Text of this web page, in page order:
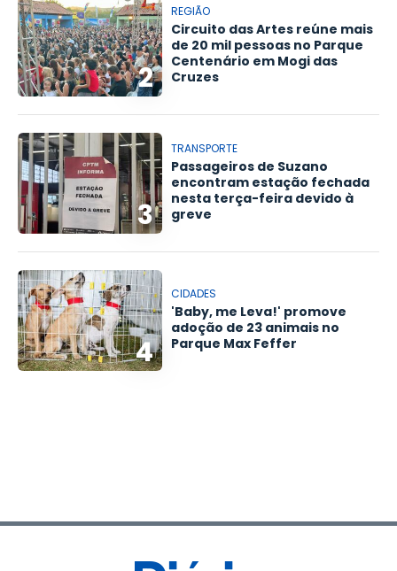
2
REGIÃO
Circuito das Artes reúne mais
de 20 mil pessoas no Parque
Centenário em Mogi das
Cruzes
3
TRANSPORTE
Passageiros de Suzano
encontram estação fechada
nesta terça-feira devido à
greve
4
CIDADES
'Baby, me Leva!' promove
adoção de 23 animais no
Parque Max Feffer